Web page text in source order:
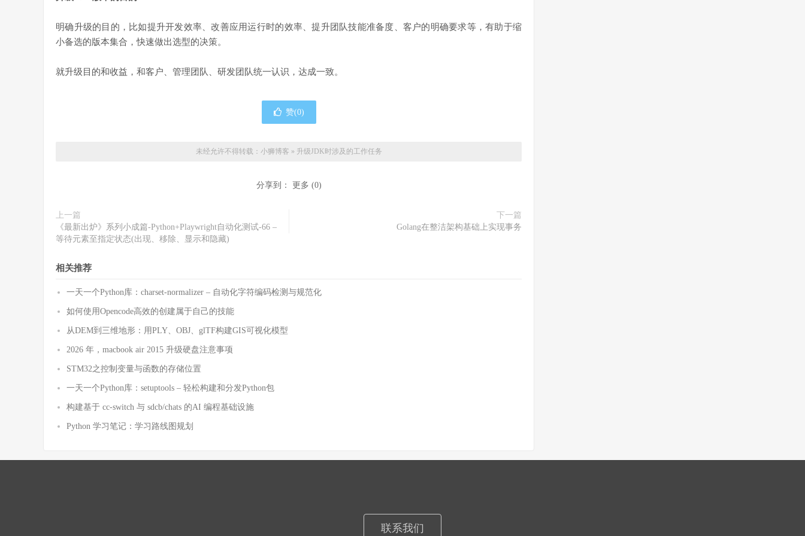
明确升级的目的，比如提升开发效率、改善应用运行时的效率、提升团队技能准备度、客户的明确要求等，有助于缩
小备选的版本集合，快速做出选型的决策。
就升级目的和收益，和客户、管理团队、研发团队统一认识，达成一致。
赞(0)
未经允许不得转载： 小狮博客 » 升级JDK时涉及的工作任务
分享到： 更多 (0)
上一篇
《最新出炉》系列小成篇-Python+Playwright自动化测试-66 –
等待元素至指定状态(出现、移除、显示和隐藏)
下一篇
Golang在整洁架构基础上实现事务
相关推荐
一天一个Python库：charset-normalizer – 自动化字符编码检测与规范化
如何使用Opencode高效的创建属于自己的技能
从DEM到三维地形：用PLY、OBJ、glTF构建GIS可视化模型
2026 年，macbook air 2015 升级硬盘注意事项
STM32之控制变量与函数的存储位置
一天一个Python库：setuptools – 轻松构建和分发Python包
构建基于 cc-switch 与 sdcb/chats 的AI 编程基础设施
Python 学习笔记：学习路线图规划
联系我们